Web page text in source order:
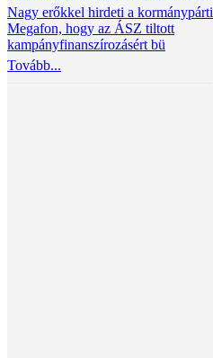
Nagy erőkkel hirdeti a kormánypárti
Megafon, hogy az ÁSZ tiltott
kampányfinanszírozásért bü
Tovább...